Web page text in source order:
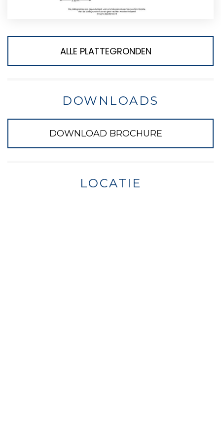
ALLE PLATTEGRONDEN
DOWNLOADS
DOWNLOAD BROCHURE
LOCATIE